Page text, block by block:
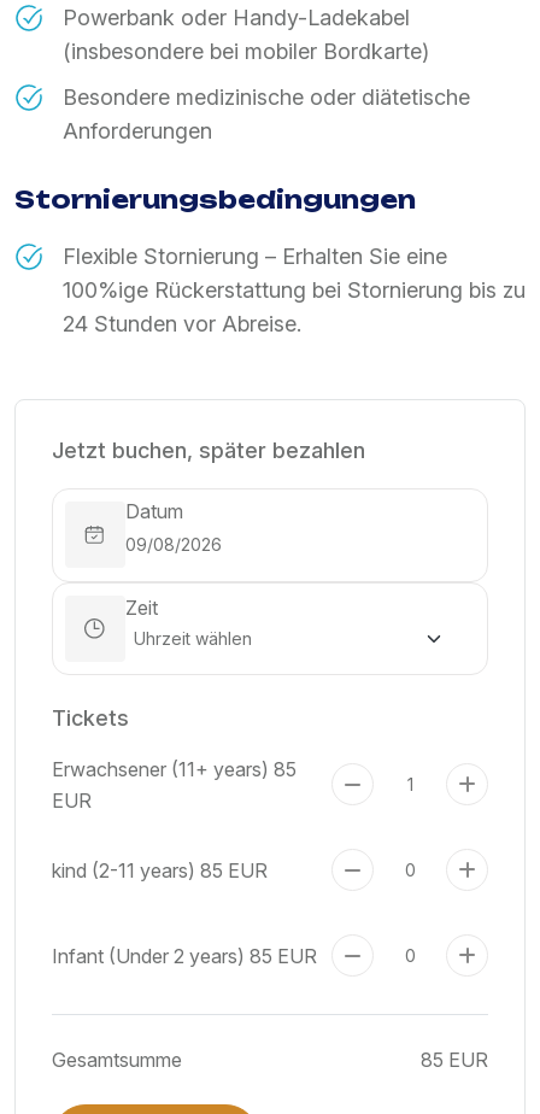
Powerbank oder Handy-Ladekabel
(insbesondere bei mobiler Bordkarte)
Besondere medizinische oder diätetische
Anforderungen
Stornierungsbedingungen
Flexible Stornierung – Erhalten Sie eine
100%ige Rückerstattung bei Stornierung bis zu
24 Stunden vor Abreise.
Jetzt buchen, später bezahlen
Datum
Zeit
Tickets
Erwachsener (11+ years) 85
EUR
kind (2-11 years) 85 EUR
Infant (Under 2 years) 85 EUR
Gesamtsumme 85 EUR